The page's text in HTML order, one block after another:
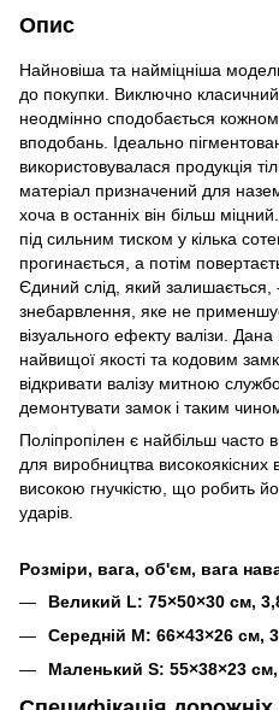
Опис
Найновіша та найміцніша
до покупки. Виключно
неодмінно сподобається
вподобань. Ідеально
використовувалася продукція
матеріал призначений для
хоча в останніх він більш
під сильним тиском у кілька
прогинається, а потім
Єдиний слід, який залишається,
знебарвлення, яке не
візуального ефекту валізи.
найвищої якості та кодовим
відкривати валізу митною
демонтувати замок і таким
Поліпропілен є найбільш часто
для виробництва високоякісних
високою гнучкістю, що робить
ударів.
Розміри, вага, об'єм, вага
Великий L: 75×50×30 см,
Середній M: 66×43×26 см,
Маленький S: 55×38×23 см,